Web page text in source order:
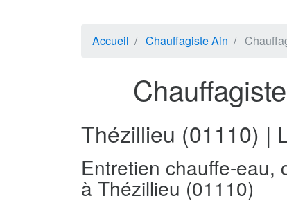
Accueil Chauffagiste Ain
Thézillieu (01110) |
Entretien chauffe-eau,
à Thézillieu (01110)